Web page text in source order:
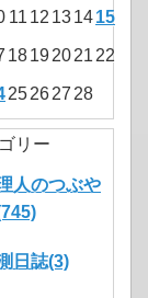
11 12 131415
18192021 22
252627 28
リー
人のつぶや
日誌(3)